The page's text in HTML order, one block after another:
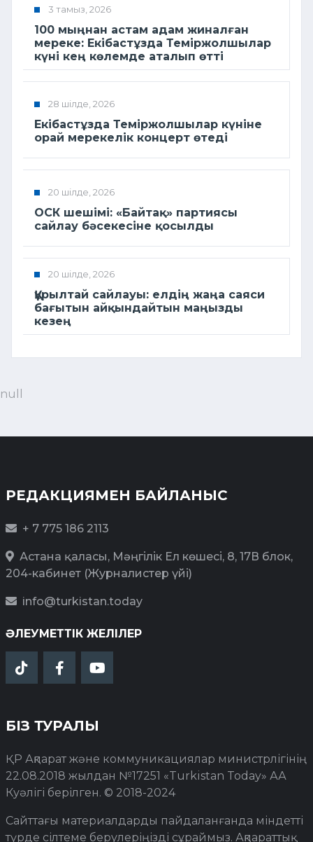
3 тамыз, 2026
100 мыңнан астам адам жиналған
мереке: Екібастұзда Теміржолшылар
күні кең көлемде аталып өтті
28 шілде, 2026
Екібастұзда Теміржолшылар күніне
орай мерекелік концерт өтеді
20 шілде, 2026
ОСК шешімі: «Байтақ» партиясы
сайлау бәсекесіне қосылды
20 шілде, 2026
Құрылтай сайлауы: елдің жаңа саяси
бағытын айқындайтын маңызды
кезең
null
РЕДАКЦИЯМЕН БАЙЛАНЫС
+ 7 775 186 2113
Астана қаласы, Мәңгілік Ел көшесі, 8, 17В блок,
204-кабинет (Журналистер үйі)
info@turkistan.today
ӘЛЕУМЕТТІК ЖЕЛІЛЕР
БІЗ ТУРАЛЫ
ҚР Ақпарат және коммуникациялар министрлігінің
22.08.2018 жылдан №17251 «Turkistan Today» АА
Куәлігі берілген. © 2018-2024
Сайттағы материалдарды пайдаланғанда міндетті
түрде сілтеме берулеріңізді сұраймыз. Ақпараттық